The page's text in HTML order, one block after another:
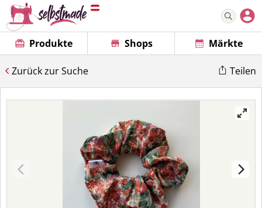
Produkte Shops Märkte
Zurück zur Suche Teilen